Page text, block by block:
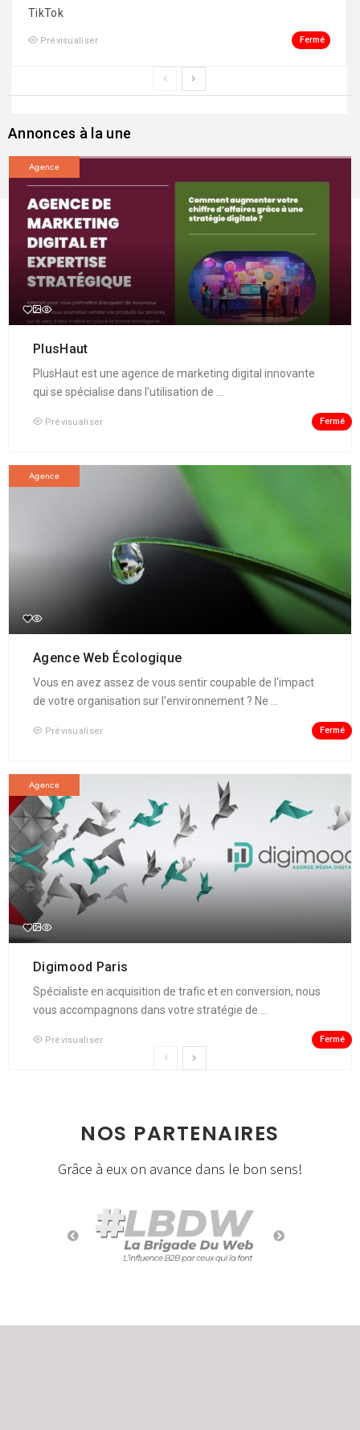
TikTok
Prévisualiser Fermé
Annonces à la une
Agence
PlusHaut
PlusHaut est une agence de marketing digital innovante
qui se spécialise dans l'utilisation de ...
Prévisualiser Fermé
Agence
Agence Web Écologique
Vous en avez assez de vous sentir coupable de l'impact
de votre organisation sur l'environnement ? Ne ...
Prévisualiser Fermé
Agence
Digimood Paris
Spécialiste en acquisition de trafic et en conversion, nous
vous accompagnons dans votre stratégie de ...
Prévisualiser Fermé
NOS PARTENAIRES
Grâce à eux on avance dans le bon sens!